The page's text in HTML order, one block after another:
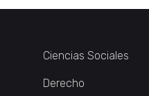
Ciencias Sociales
Derecho